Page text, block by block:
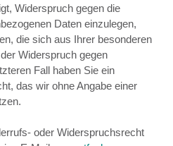
Widerspruch gegen die
Daten einzulegen,
die sich aus Ihrer besonderen
Widerspruch gegen
Fall haben Sie ein
das wir ohne Angabe einer
oder Widerspruchsrecht